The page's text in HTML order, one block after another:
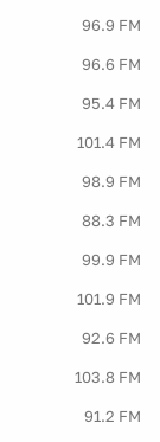
96.9 FM
96.6 FM
95.4 FM
101.4 FM
98.9 FM
88.3 FM
99.9 FM
101.9 FM
92.6 FM
103.8 FM
91.2 FM